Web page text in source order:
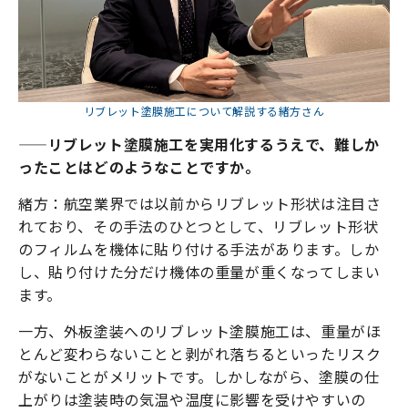
リブレット塗膜施工について解説する緒方さん
——リブレット塗膜施工を実用化するうえで、難しか
ったことはどのようなことですか。
緒方：航空業界では以前からリブレット形状は注目さ
れており、その手法のひとつとして、リブレット形状
のフィルムを機体に貼り付ける手法があります。しか
し、貼り付けた分だけ機体の重量が重くなってしまい
ます。
一方、外板塗装へのリブレット塗膜施工は、重量がほ
とんど変わらないことと剥がれ落ちるといったリスク
がないことがメリットです。しかしながら、塗膜の仕
上がりは塗装時の気温や温度に影響を受けやすいの